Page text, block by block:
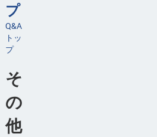
プ
Q&A
トッ
プ
そ
の
他